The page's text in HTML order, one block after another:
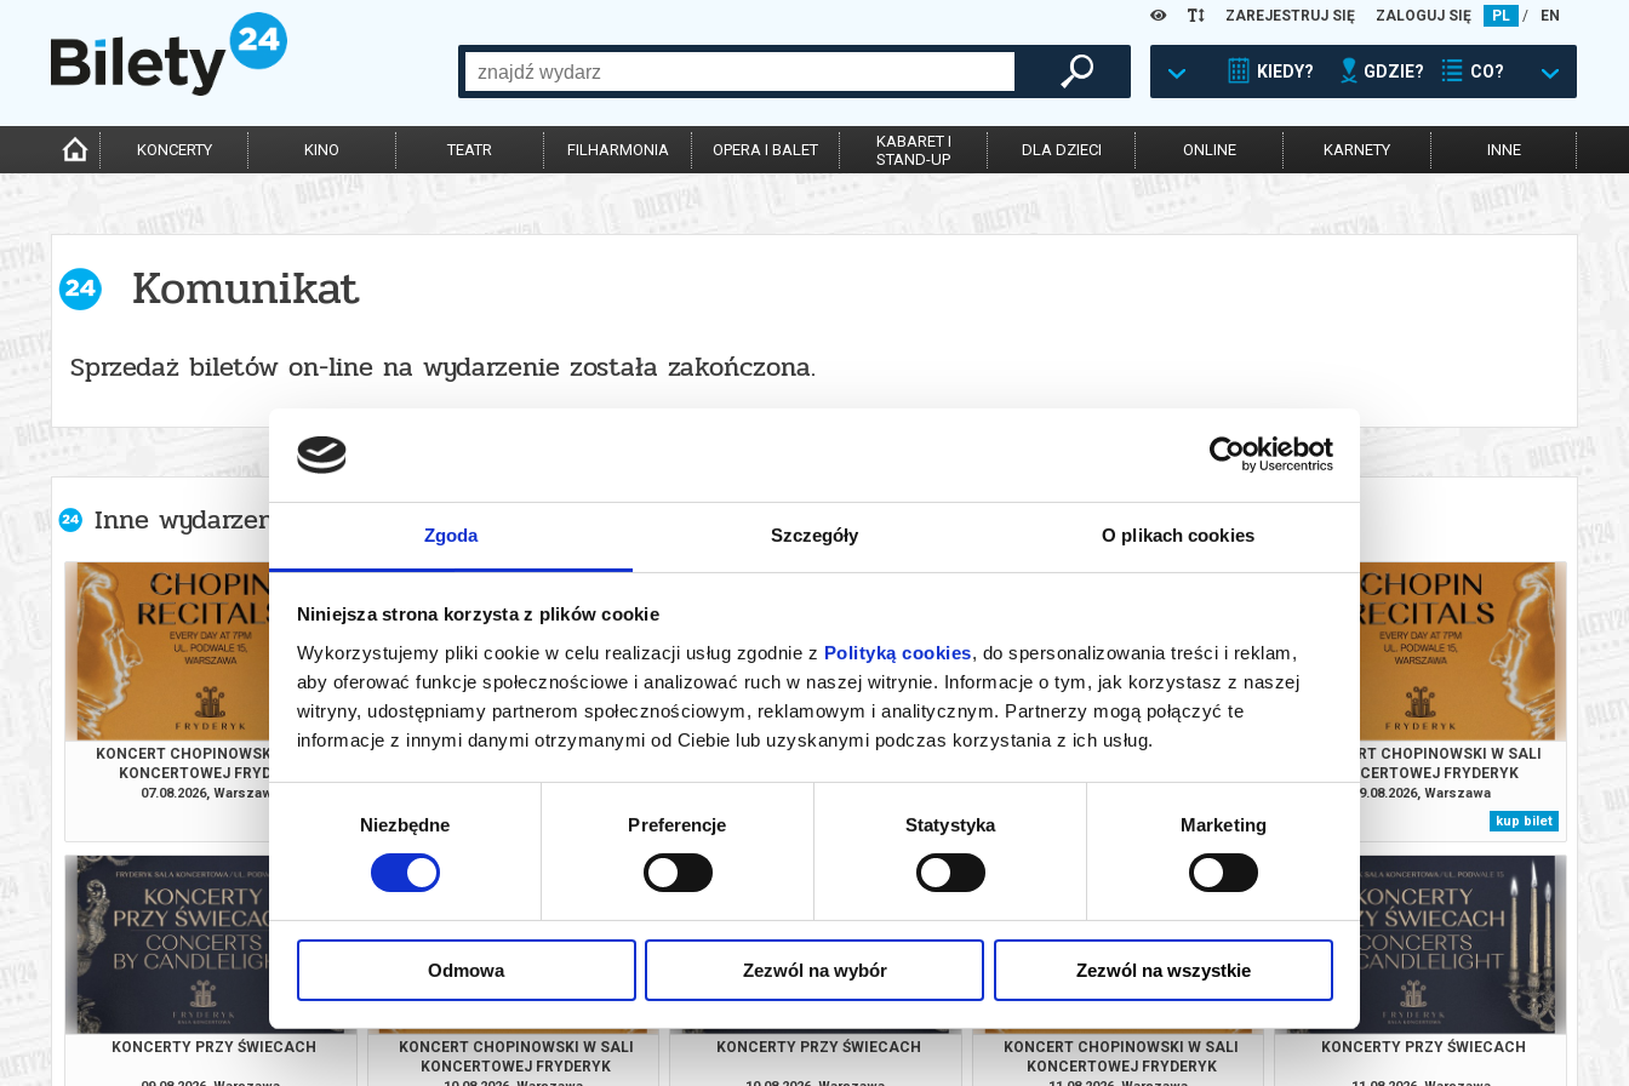
Zgoda Szczegóły O plikach cookies
Niniejsza strona korzysta z plików cookie
Wykorzystujemy pliki cookie w celu realizacji usług zgodnie z Polityką cookies, do spersonalizowania treści i reklam,
aby oferować funkcje społecznościowe i analizować ruch w naszej witrynie. Informacje o tym, jak korzystasz z naszej
witryny, udostępniamy partnerom społecznościowym, reklamowym i analitycznym. Partnerzy mogą połączyć te
informacje z innymi danymi otrzymanymi od Ciebie lub uzyskanymi podczas korzystania z ich usług.
Wybór
Niezbędne Preferencje Statystyka Marketing
Odmowa Zezwól na wybór Zezwól na wszystkie
ZAREJESTRUJ SIĘ ZALOGUJ SIĘ PL / EN
KIEDY? GDZIE? CO?
KONCERTY KINO TEATR FILHARMONIA OPERA I BALET
KABARET I
STAND-UP
DLA DZIECI ONLINE KARNETY INNE
Komunikat
Sprzedaż biletów on-line na wydarzenie została zakończona.
Inne wydarzenia organizatora
KONCERT CHOPINOWSKI W SALI
KONCERTOWEJ FRYDERYK
07.08.2026, Warszawa
KONCERTY PRZY ŚWIECACH
kup bilet
KONCERT CHOPINOWSKI W SALI
kup bilet
KONCERTY PRZY ŚWIECACH
kup bilet
KONCERT CHOPINOWSKI W SALI
KONCERTOWEJ FRYDERYK
09.08.2026, Warszawa
kup bilet
KONCERTY PRZY ŚWIECACH
KONCERT CHOPINOWSKI W SALI
KONCERTOWEJ FRYDERYK
KONCERTY PRZY ŚWIECACH
KONCERT CHOPINOWSKI W SALI
KONCERTOWEJ FRYDERYK
KONCERTY PRZY ŚWIECACH